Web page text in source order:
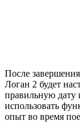
После
Логан 2 будет
правильную дату
использовать
опыт во время